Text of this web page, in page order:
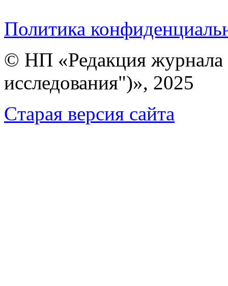
Политика
© НП «Редакция
исследования")», 2025
Cтарая версия сайта